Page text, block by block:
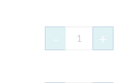
- +